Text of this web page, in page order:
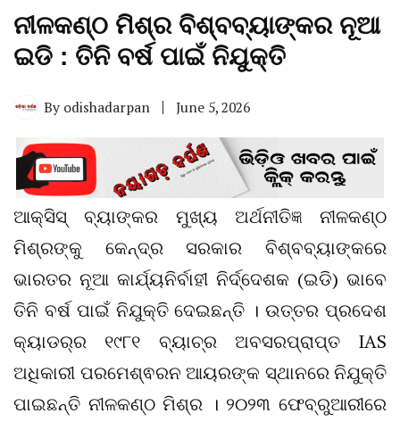
ନୀଳକଣ୍ଠ ମିଶ୍ର ବିଶ୍ବବ୍ୟାଙ୍କର ନୂଆ
ଇଡି : ତିନି ବର୍ଷ ପାଇଁ ନିଯୁକ୍ତି
By odishadarpan June 5, 2026
ଆକ୍ସିସ୍‌ ବ୍ୟାଙ୍କର ମୁଖ୍ୟ ଅର୍ଥନୀତିଜ୍ଞ ନୀଳକଣ୍ଠ
ମିଶ୍ରଙ୍କୁ କେନ୍ଦ୍ର ସରକାର ବିଶ୍ବବ୍ୟାଙ୍କରେ
ଭାରତର ନୂଆ କାର୍ଯ୍ୟନିର୍ବାହୀ ନିର୍ଦ୍ଦେଶକ (ଇଡି) ଭାବେ
ତିନି ବର୍ଷ ପାଇଁ ନିଯୁକ୍ତି ଦେଇଛନ୍ତି । ଉତ୍ତର ପ୍ରଦେଶ
କ୍ୟାଡର୍‌ର ୧୯୮୧ ବ୍ୟାଚ୍‌ର ଅବସରପ୍ରାପ୍ତ IAS
ଅଧିକାରୀ ପରମେଶ୍ଵରନ ଆୟରଙ୍କ ସ୍ଥାନରେ ନିଯୁକ୍ତି
ପାଇଛନ୍ତି ନୀଳକଣ୍ଠ ମିଶ୍ର । ୨୦୨୩ ଫେବ୍ରୁଆରୀରେ